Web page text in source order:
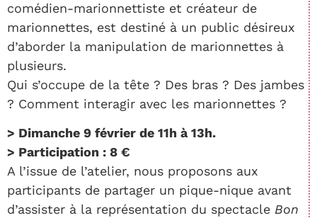
comédien-marionnettiste et créateur de
marionnettes, est destiné à un public désireux
d’aborder la manipulation de marionnettes à
plusieurs.
Qui s’occupe de la tête ? Des bras ? Des jambes
? Comment interagir avec les marionnettes ?
> Dimanche 9 février de 11h à 13h.
> Participation : 8 €
A l’issue de l’atelier, nous proposons aux
participants de partager un pique-nique avant
d’assister à la représentation du spectacle Bon